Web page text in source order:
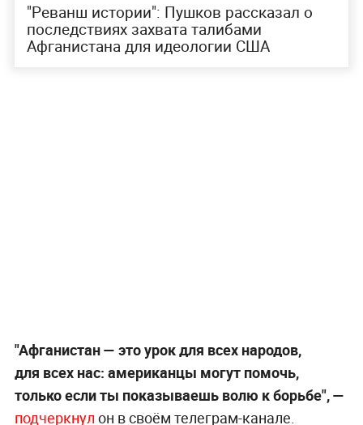
"Реванш истории": Пушков рассказал о
последствиях захвата талибами
Афганистана для идеологии США
"Афганистан — это урок для всех народов,
для всех нас: американцы могут помочь,
только если ты показываешь волю к борьбе", —
подчеркнул он в своём телеграм-канале.